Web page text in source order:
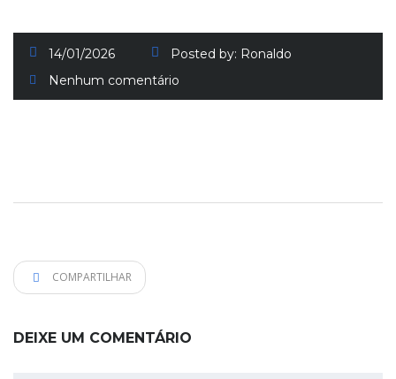
14/01/2026 Posted by: Ronaldo
Nenhum comentário
COMPARTILHAR
DEIXE UM COMENTÁRIO